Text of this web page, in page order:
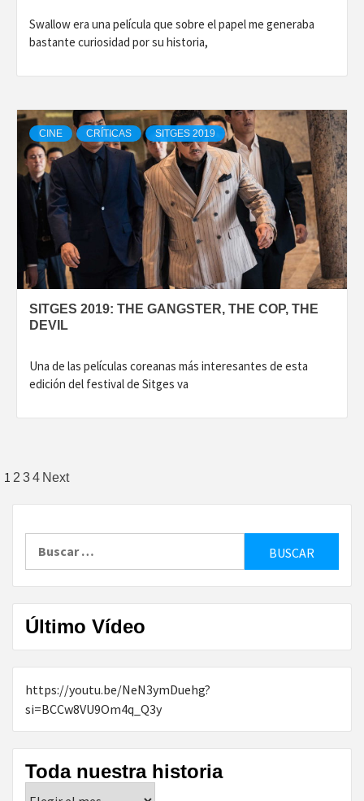
Swallow era una película que sobre el papel me generaba
bastante curiosidad por su historia,
CINE CRÍTICAS SITGES 2019
SITGES 2019: THE GANGSTER, THE COP, THE
DEVIL
Una de las películas coreanas más interesantes de esta
edición del festival de Sitges va
Paginación
de
entradas
1 2 34 Next
Último Vídeo
https://youtu.be/NeN3ymDuehg?
si=BCCw8VU9Om4q_Q3y
Toda nuestra historia